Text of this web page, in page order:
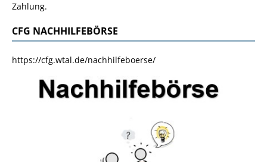
Zahlung.
CFG NACHHILFEBÖRSE
https://cfg.wtal.de/nachhilfeboerse/